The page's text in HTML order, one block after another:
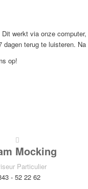
werkt via onze
terug te luisteren.
op!
Mocking
Particulier
- 52 22 62